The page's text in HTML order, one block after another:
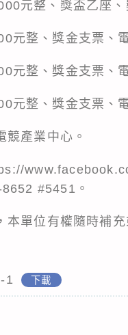
元整、獎盃乙座、
元整、獎金支票、
元整、獎金支票、
元整、獎金支票、
競產業中心。
#5451。
本單位有權隨時補
1 下載